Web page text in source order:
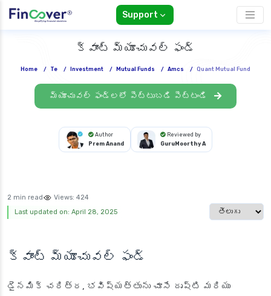
Support
క్వాంట్ మ్యూచువల్ ఫండ్
Home / Te / Investment / Mutual Funds / Amcs / Quant Mutual Fund
మ్యూచువల్ ఫండ్లలో పెట్టుబడి పెట్టండి
Author
Prem Anand
Reviewed by
GuruMoorthy A
2 min read Views: 424
Last updated on: April 28, 2025
Select
క్వాంట్ మ్యూచువల్ ఫండ్
డైనమిక్ చరిత్ర, భవిష్యత్తును చూసే దృష్టి మరియు